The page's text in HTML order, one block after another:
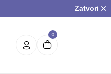
Zatvori
0